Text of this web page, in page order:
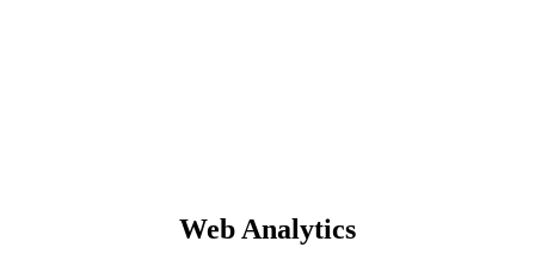
Web Analytics